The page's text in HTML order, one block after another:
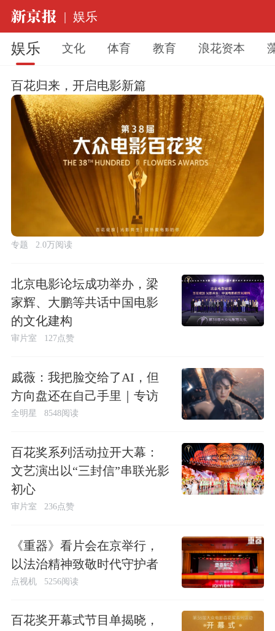
| 娱乐
娱乐 文化 体育 教育 浪花资本
百花归来，开启电影新篇
专题 2.0万阅读
北京电影论坛成功举办，梁
家辉、大鹏等共话中国电影
的文化建构
审片室 127点赞
戚薇：我把脸交给了AI，但
方向盘还在自己手里｜专访
全明星 8548阅读
百花奖系列活动拉开大幕：
文艺演出以“三封信”串联光影
初心
审片室 236点赞
《重器》看片会在京举行，
以法治精神致敬时代守护者
点视机 5256阅读
百花奖开幕式节目单揭晓，